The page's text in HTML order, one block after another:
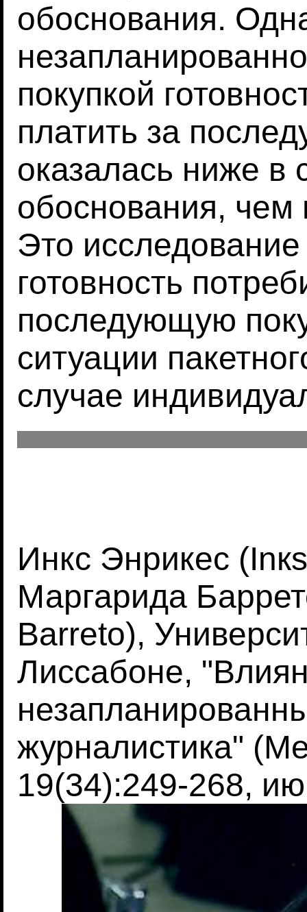
обоснования.
покупкой
платить за
оказалась ниже в
обоснования, чем
Это исследование
готовность
последующую
ситуации
случае
Инкс Энрикес
Маргарида
Barreto),
Лиссабоне,
журналистика"
19(34):249-268,